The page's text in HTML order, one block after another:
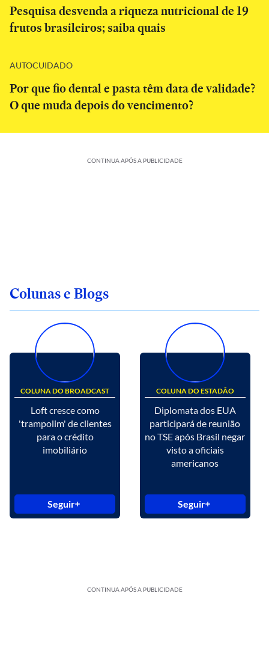
Pesquisa desvenda a riqueza nutricional de 19
frutos brasileiros; saiba quais
AUTOCUIDADO
Por que fio dental e pasta têm data de validade?
O que muda depois do vencimento?
CONTINUA APÓS A PUBLICIDADE
Colunas e Blogs
COLUNA DO BROADCAST
Loft cresce como
'trampolim' de clientes
para o crédito
imobiliário
Seguir
COLUNA DO ESTADÃO
Diplomata dos EUA
participará de reunião
no TSE após Brasil negar
visto a oficiais
americanos
Seguir
CONTINUA APÓS A PUBLICIDADE